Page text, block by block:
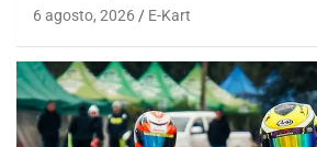
6 agosto, 2026 E-Kart